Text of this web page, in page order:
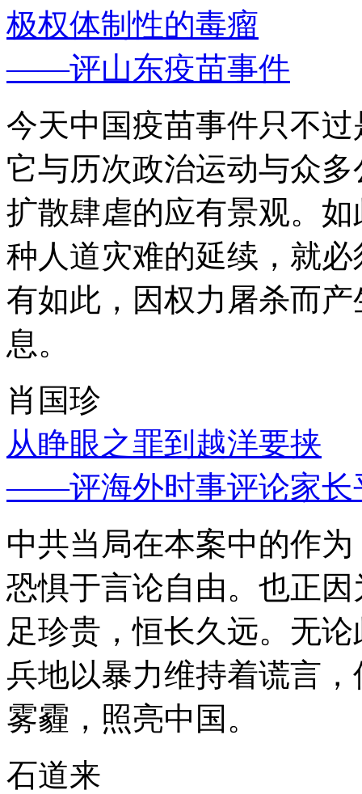
极权体制性的毒瘤
——评山东疫苗事件
今天中国疫苗事件只不
它与历次政治运动与众
扩散肆虐的应有景观。
种人道灾难的延续，就
有如此，因权力屠杀而
息。
肖国珍
从睁眼之罪到越洋要挟
——评海外时事评论家长
中共当局在本案中的作
恐惧于言论自由。也正
足珍贵，恒长久远。无
兵地以暴力维持着谎言
雾霾，照亮中国。
石道来